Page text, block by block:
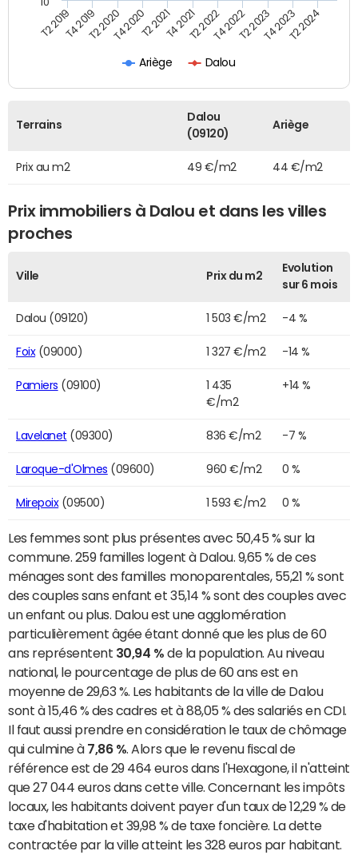
Ariège Dalou
T2 2019T4 2019T2 2020T4 2020T2 2021T4 2021T2 2022T4 2022T2 2023T4 2023T2 2024
Terrains
Dalou
(09120)
Ariège
Prix au m2 49 €/m2 44 €/m2
Prix immobiliers à Dalou et dans les villes
proches
Ville Prix du m2
Evolution
sur 6 mois
Dalou (09120) 1 503 €/m2 -4 %
Foix(09000) 1 327 €/m2 -14 %
Pamiers (09100)
1 435
€/m2
+14 %
Lavelanet (09300) 836 €/m2 -7 %
Laroque-d'Olmes (09600) 960 €/m2 0 %
Mirepoix(09500) 1 593 €/m2 0 %
Les femmes sont plus présentes avec 50,45 % sur la
commune. 259 familles logent à Dalou. 9,65 % de ces
ménages sont des familles monoparentales, 55,21 % sont
des couples sans enfant et 35,14 % sont des couples avec
un enfant ou plus. Dalou est une agglomération
particulièrement âgée étant donné que les plus de 60
ans représentent 30,94 % de la population. Au niveau
national, le pourcentage de plus de 60 ans est en
moyenne de 29,63 %. Les habitants de la ville de Dalou
sont à 15,46 % des cadres et à 88,05 % des salariés en CDI.
Il faut aussi prendre en considération le taux de chômage
qui culmine à 7,86 % . Alors que le revenu fiscal de
référence est de 29 464 euros dans l'Hexagone, il n'atteint
que 27 044 euros dans cette ville. Concernant les impôts
locaux, les habitants doivent payer d'un taux de 12,29 % de
taxe d'habitation et 39,98 % de taxe foncière. La dette
contractée par la ville atteint les 328 euros par habitant.